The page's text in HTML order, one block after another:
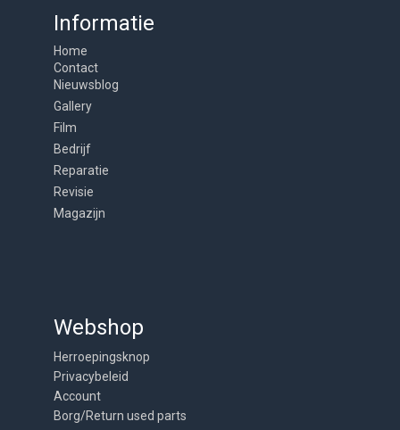
Informatie
Home
Contact
Nieuwsblog
Gallery
Film
Bedrijf
Reparatie
Revisie
Magazijn
Webshop
Herroepingsknop
Privacybeleid
Account
Borg/Return used parts